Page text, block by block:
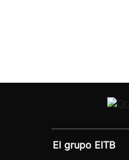
El grupo EITB